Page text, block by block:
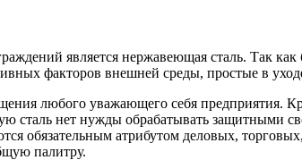
является нержавеющая сталь. Так
факторов внешней среды, простые в
любого уважающего себя предприятия.
нет нужды обрабатывать защитными
обязательным атрибутом деловых,
палитру.